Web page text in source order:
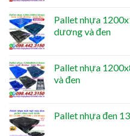
Pallet nhựa
dương và đen
Pallet nhựa
và đen
Pallet nhựa đen